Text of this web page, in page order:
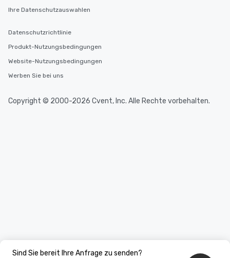
Sind Sie bereit Ihre Anfrage zu senden?
Ihre Datenschutzauswahlen
Datenschutzrichtlinie
Produkt-Nutzungsbedingungen
Website-Nutzungsbedingungen
Werben Sie bei uns
Copyright © 2000-2026 Cvent, Inc. Alle Rechte vorbehalten.